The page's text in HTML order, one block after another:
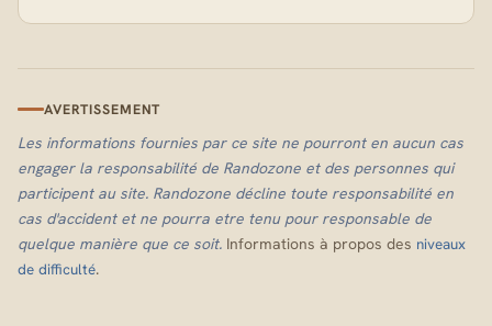
AVERTISSEMENT
Les informations fournies par ce site ne pourront en aucun cas
engager la responsabilité de Randozone et des personnes qui
participent au site. Randozone décline toute responsabilité en
cas d'accident et ne pourra etre tenu pour responsable de
quelque manière que ce soit. Informations à propos des niveaux
de difficulté.